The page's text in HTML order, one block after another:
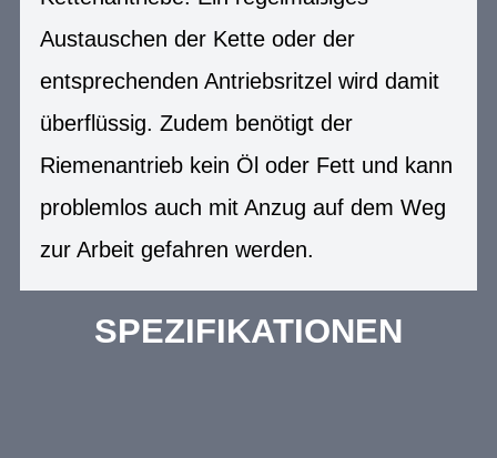
Austauschen der Kette oder der
entsprechenden Antriebsritzel wird damit
überflüssig. Zudem benötigt der
Riemenantrieb kein Öl oder Fett und kann
problemlos auch mit Anzug auf dem Weg
zur Arbeit gefahren werden.
SPEZIFIKATIONEN